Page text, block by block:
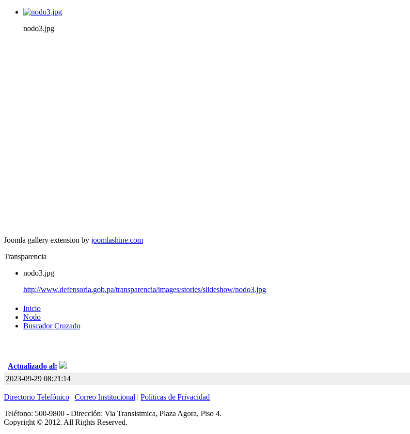
nodo3.jpg
Joomla gallery extension by joomlashine.com
Transparencia
nodo3.jpg
http://www.defensoria.gob.pa/transparencia/images/stories/slideshow/nodo3.jpg
Inicio
Nodo
Buscador Cruzado
Actualizado al:
2023-09-29 08:21:14
Directorio Telefónico | Correo Institucional | Políticas de Privacidad
Teléfono: 500-9800 - Dirección: Via Transistmica, Plaza Agora, Piso 4.
Copyright © 2012. All Rights Reserved.